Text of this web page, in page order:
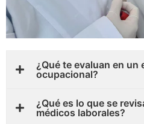
¿Qué te evaluan en un
ocupacional?
¿Qué es lo que se
médicos laborales?